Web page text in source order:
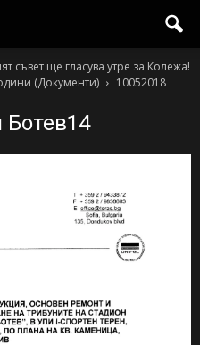
ще гласува утре за Колежа!
(Документи)
10052018
Ботев14